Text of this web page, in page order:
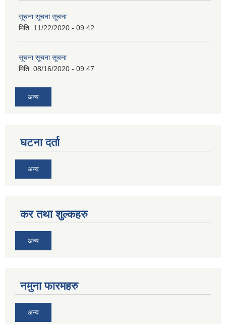
सूचना सूचना सूचना
मिति: 11/22/2020 - 09:42
सूचना सूचना सूचना
मिति: 08/16/2020 - 09:47
अन्य
घटना दर्ता
अन्य
कर तथा शुल्कहरु
अन्य
नमुना फारमहरु
अन्य